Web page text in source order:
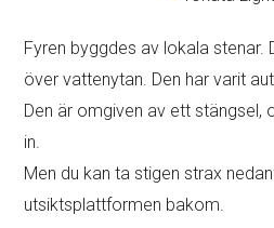
Fyren byggdes av lokala stenar.
över vattenytan. Den har varit
Den är omgiven av ett stängsel,
in.
Men du kan ta stigen strax
utsiktsplattformen bakom.